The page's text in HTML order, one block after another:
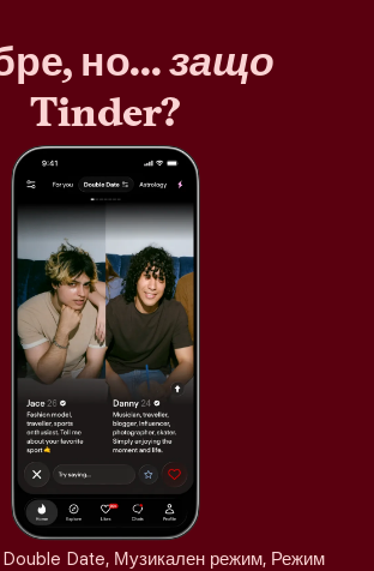
но...защо
Tinder?
Date, Музикален режим, Режим